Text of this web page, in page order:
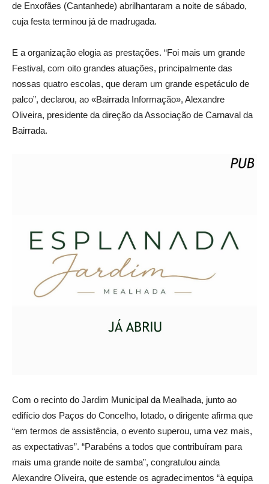
de Enxofães (Cantanhede) abrilhantaram a noite de sábado,
cuja festa terminou já de madrugada.
E a organização elogia as prestações. “Foi mais um grande
Festival, com oito grandes atuações, principalmente das
nossas quatro escolas, que deram um grande espetáculo de
palco”, declarou, ao «Bairrada Informação», Alexandre
Oliveira, presidente da direção da Associação de Carnaval da
Bairrada.
Com o recinto do Jardim Municipal da Mealhada, junto ao
edifício dos Paços do Concelho, lotado, o dirigente afirma que
“em termos de assistência, o evento superou, uma vez mais,
as expectativas”. “Parabéns a todos que contribuíram para
mais uma grande noite de samba”, congratulou ainda
Alexandre Oliveira, que estende os agradecimentos “à equipa